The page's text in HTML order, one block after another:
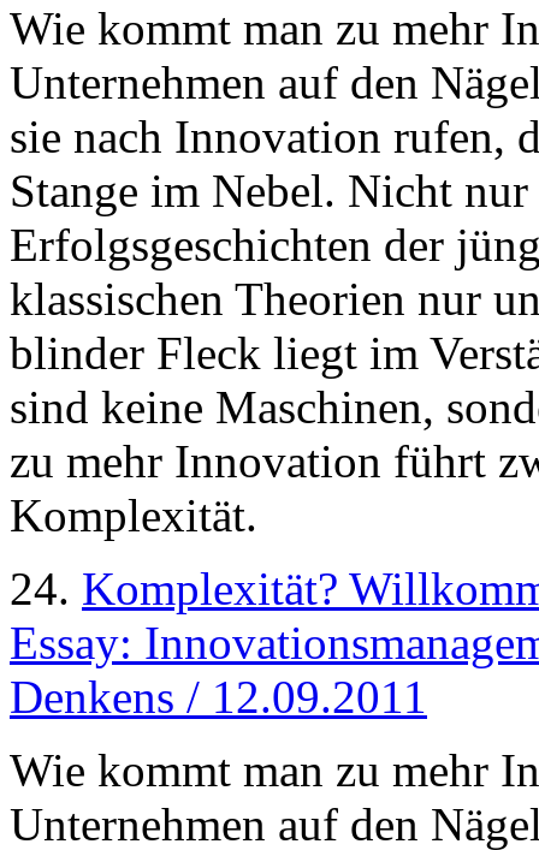
Wie kommt man zu mehr
Unternehmen auf den
sie nach Innovation rufen,
Stange im Nebel. Nicht
Erfolgsgeschichten der
klassischen Theorien nur
blinder Fleck liegt im
sind keine Maschinen,
zu mehr Innovation führt
Komplexität.
24. Komplexität?
Essay:
Denkens / 12.09.2011
Wie kommt man zu mehr
Unternehmen auf den